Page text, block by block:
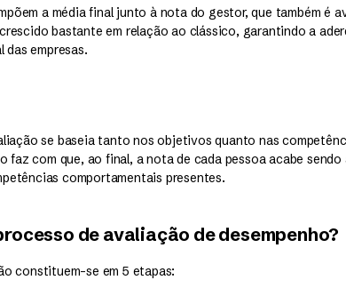
a média final junto à nota do gestor, que também é
bastante em relação ao clássico, garantindo a
empresas.
se baseia tanto nos objetivos quanto nas
faz com que, ao final, a nota de cada pessoa acabe
comportamentais presentes.
de avaliação de desempenho?
constituem-se em 5 etapas: